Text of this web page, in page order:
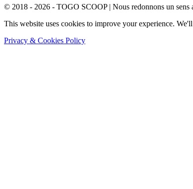
© 2018 - 2026 - TOGO SCOOP | Nous redonnons un sens
This website uses cookies to improve your experience.
Privacy & Cookies Policy